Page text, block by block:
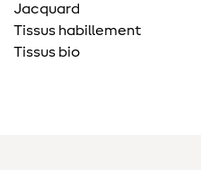
Jacquard
Tissus habillement
Tissus bio